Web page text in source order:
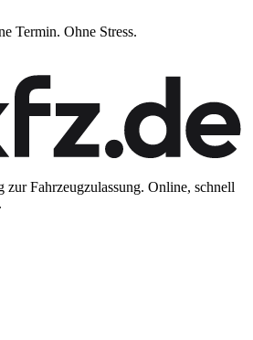
Termin. Ohne Stress.
zur Fahrzeugzulassung. Online, schnell